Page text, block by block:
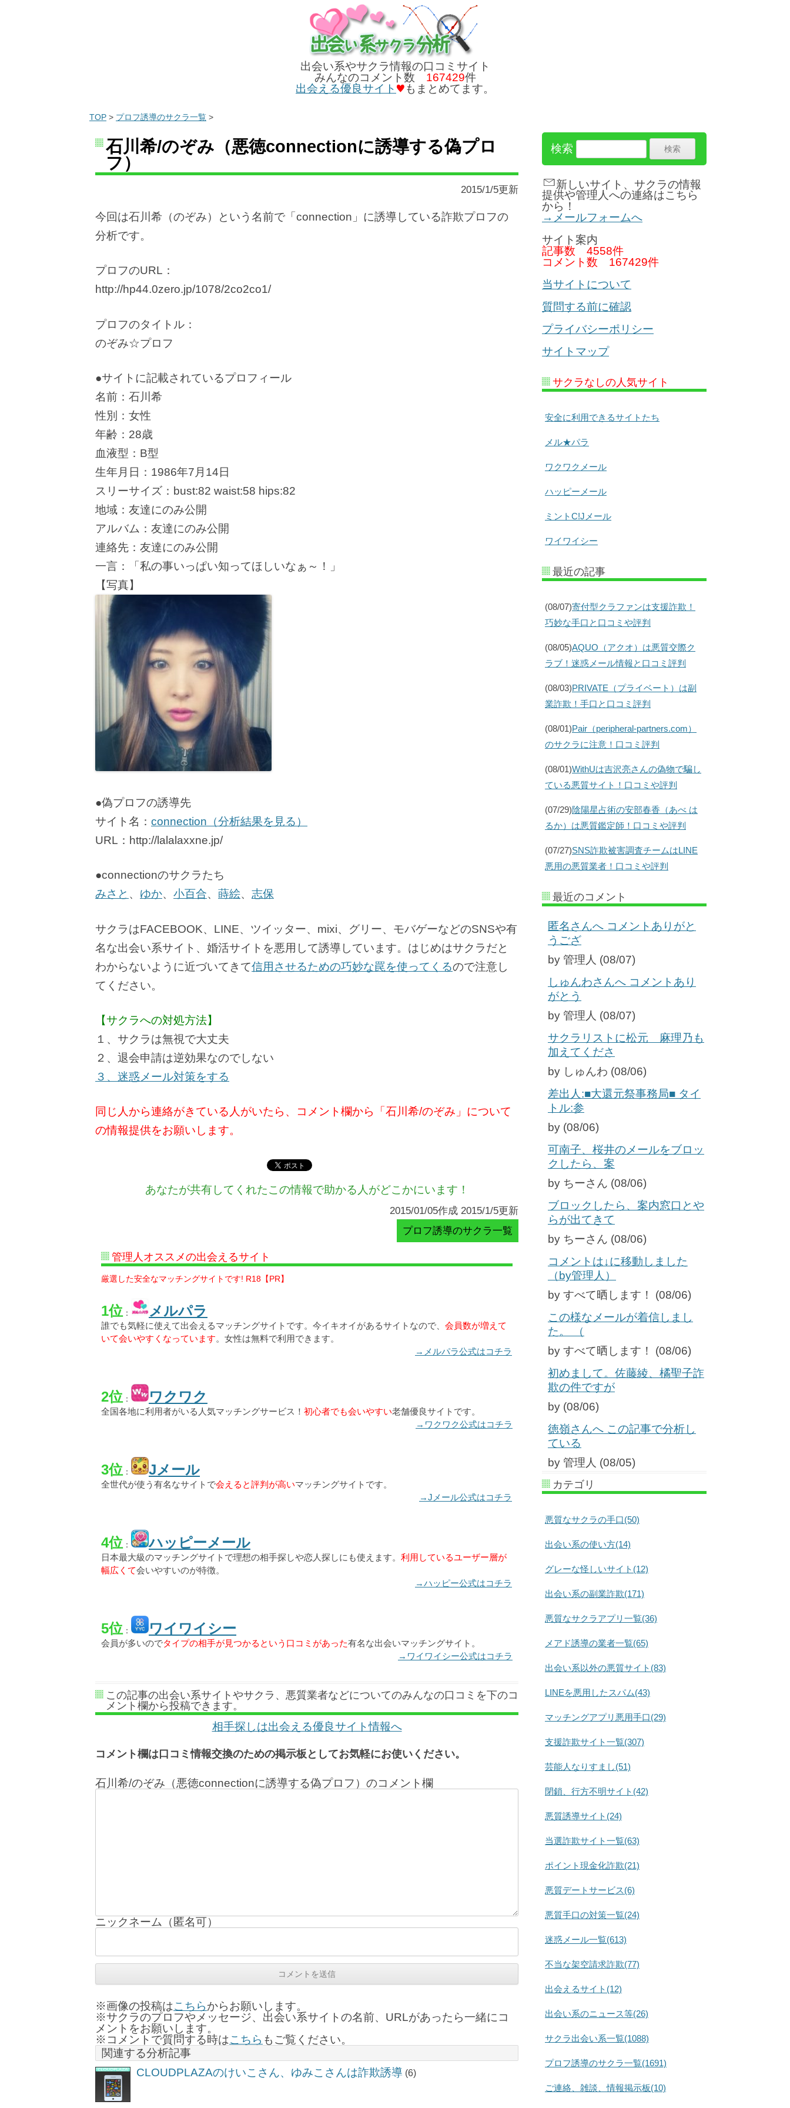
出会い系やサクラ情報の口コミサイト
みんなのコメント数 167429件
出会える優良サイト
もまとめてます。
TOP > プロフ誘導のサクラ一覧 >
石川希/のぞみ（悪徳connectionに誘導する偽プロ
フ）
2015/1/5更新
今回は石川希（のぞみ）という名前で「connection」に誘導している詐欺プロフの
分析です。
プロフのURL：
http://hp44.0zero.jp/1078/2co2co1/
プロフのタイトル：
のぞみ☆プロフ
●サイトに記載されているプロフィール
名前：石川希
性別：女性
年齢：28歳
血液型：B型
生年月日：1986年7月14日
スリーサイズ：bust:82 waist:58 hips:82
地域：友達にのみ公開
アルバム：友達にのみ公開
連絡先：友達にのみ公開
一言：「私の事いっぱい知ってほしいなぁ～！」
【写真】
●偽プロフの誘導先
サイト名： connection（分析結果を見る）
URL：http://lalalaxxne.jp/
●connectionのサクラたち
みさと 、 ゆか、 小百合、 蒔絵、 志保
サクラはFACEBOOK、LINE、ツイッター、mixi、グリー、モバゲーなどのSNSや有
名な出会い系サイト、婚活サイトを悪用して誘導しています。はじめはサクラだと
わからないように近づいてきて信用させるための巧妙な罠を使ってくるので注意し
てください。
【サクラへの対処方法】
１、サクラは無視で大丈夫
２、退会申請は逆効果なのでしない
３、迷惑メール対策をする
同じ人から連絡がきている人がいたら、コメント欄から「石川希/のぞみ」について
の情報提供をお願いします。
あなたが共有してくれたこの情報で助かる人がどこかにいます！
2015/01/05作成 2015/1/5更新
プロフ誘導のサクラ一覧
管理人オススメの出会えるサイト
厳選した安全なマッチングサイトです! R18【PR】
1位 ： メルパラ
誰でも気軽に使えて出会えるマッチングサイトです。今イキオイがあるサイトなので、 会員数が増えて
いて会いやすくなっています。女性は無料で利用できます。
→メルパラ公式はコチラ
2位 ： ワクワク
全国各地に利用者がいる人気マッチングサービス！ 初心者でも会いやすい老舗優良サイトです。
→ワクワク公式はコチラ
3位 ： Jメール
全世代が使う有名なサイトで会えると評判が高いマッチングサイトです。
→Jメール公式はコチラ
4位 ： ハッピーメール
日本最大級のマッチングサイトで理想の相手探しや恋人探しにも使えます。 利用しているユーザー層が
幅広くて会いやすいのが特徴。
→ハッピー公式はコチラ
5位 ： ワイワイシー
会員が多いのでタイプの相手が見つかるという口コミがあった有名な出会いマッチングサイト。
→ワイワイシー公式はコチラ
この記事の出会い系サイトやサクラ、悪質業者などについてのみんなの口コミを下のコ
メント欄から投稿できます。
相手探しは出会える優良サイト情報へ
コメント欄は口コミ情報交換のための掲示板としてお気軽にお使いください。
石川希/のぞみ（悪徳connectionに誘導する偽プロフ）のコメント欄
ニックネーム（匿名可）
※画像の投稿はこちらからお願いします。
※サクラのプロフやメッセージ、出会い系サイトの名前、URLがあったら一緒にコ
メントをお願いします。
※コメントで質問する時はこちら もご覧ください。
関連する分析記事
CLOUDPLAZAのけいこさん、ゆみこさんは詐欺誘導 (6)
検索
新しいサイト、サクラの情報
提供や管理人への連絡はこちら
から！
→メールフォームへ
サイト案内
記事数 4558件
コメント数 167429件
当サイトについて
質問する前に確認
プライバシーポリシー
サイトマップ
サクラなしの人気サイト
安全に利用できるサイトたち
メル★パラ
ワクワクメール
ハッピーメール
ミントC!Jメール
ワイワイシー
最近の記事
(08/07)寄付型クラファンは支援詐欺！
巧妙な手口と口コミや評判
(08/05)AQUO（アクオ）は悪質交際ク
ラブ！迷惑メール情報と口コミ評判
(08/03)PRIVATE（プライベート）は副
業詐欺！手口と口コミ評判
(08/01)Pair（peripheral-partners.com）
のサクラに注意！口コミ評判
(08/01)WithUは吉沢亮さんの偽物で騙し
ている悪質サイト！口コミや評判
(07/29)陰陽星占術の安部春香（あべ は
るか）は悪質鑑定師！口コミや評判
(07/27)SNS詐欺被害調査チームはLINE
悪用の悪質業者！口コミや評判
最近のコメント
匿名さんへ コメントありがと
うござ
by 管理人 (08/07)
しゅんわさんへ コメントあり
がとう
by 管理人 (08/07)
サクラリストに松元 麻理乃も
加えてくださ
by しゅんわ (08/06)
差出人:■大還元祭事務局■ タイ
トル:参
by (08/06)
可南子、桜井のメールをブロッ
クしたら、案
by ちーさん (08/06)
ブロックしたら、案内窓口とや
らが出てきて
by ちーさん (08/06)
コメントは↓に移動しました
（by管理人）
by すべて晒します！ (08/06)
この様なメールが着信しまし
た。 （
by すべて晒します！ (08/06)
初めまして。佐藤綾、橘聖子詐
欺の件ですが
by (08/06)
徳嶺さんへ この記事で分析し
ている
by 管理人 (08/05)
カテゴリ
悪質なサクラの手口(50)
出会い系の使い方(14)
グレーな怪しいサイト(12)
出会い系の副業詐欺(171)
悪質なサクラアプリ一覧(36)
メアド誘導の業者一覧(65)
出会い系以外の悪質サイト(83)
LINEを悪用したスパム(43)
マッチングアプリ悪用手口(29)
支援詐欺サイト一覧(307)
芸能人なりすまし(51)
閉鎖、行方不明サイト(42)
悪質誘導サイト(24)
当選詐欺サイト一覧(63)
ポイント現金化詐欺(21)
悪質デートサービス(6)
悪質手口の対策一覧(24)
迷惑メール一覧(613)
不当な架空請求詐欺(77)
出会えるサイト(12)
出会い系のニュース等(26)
サクラ出会い系一覧(1088)
プロフ誘導のサクラ一覧(1691)
ご連絡、雑談、情報掲示板(10)